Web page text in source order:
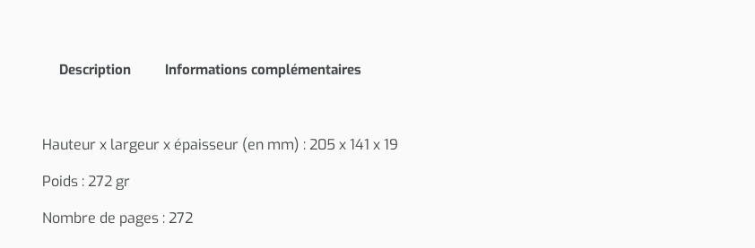
Description Informations complémentaires
Hauteur x largeur x épaisseur (en mm) : 205 x 141 x 19
Poids : 272 gr
Nombre de pages : 272